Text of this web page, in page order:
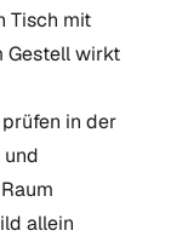
Tisch mit
Gestell wirkt
in der
allein